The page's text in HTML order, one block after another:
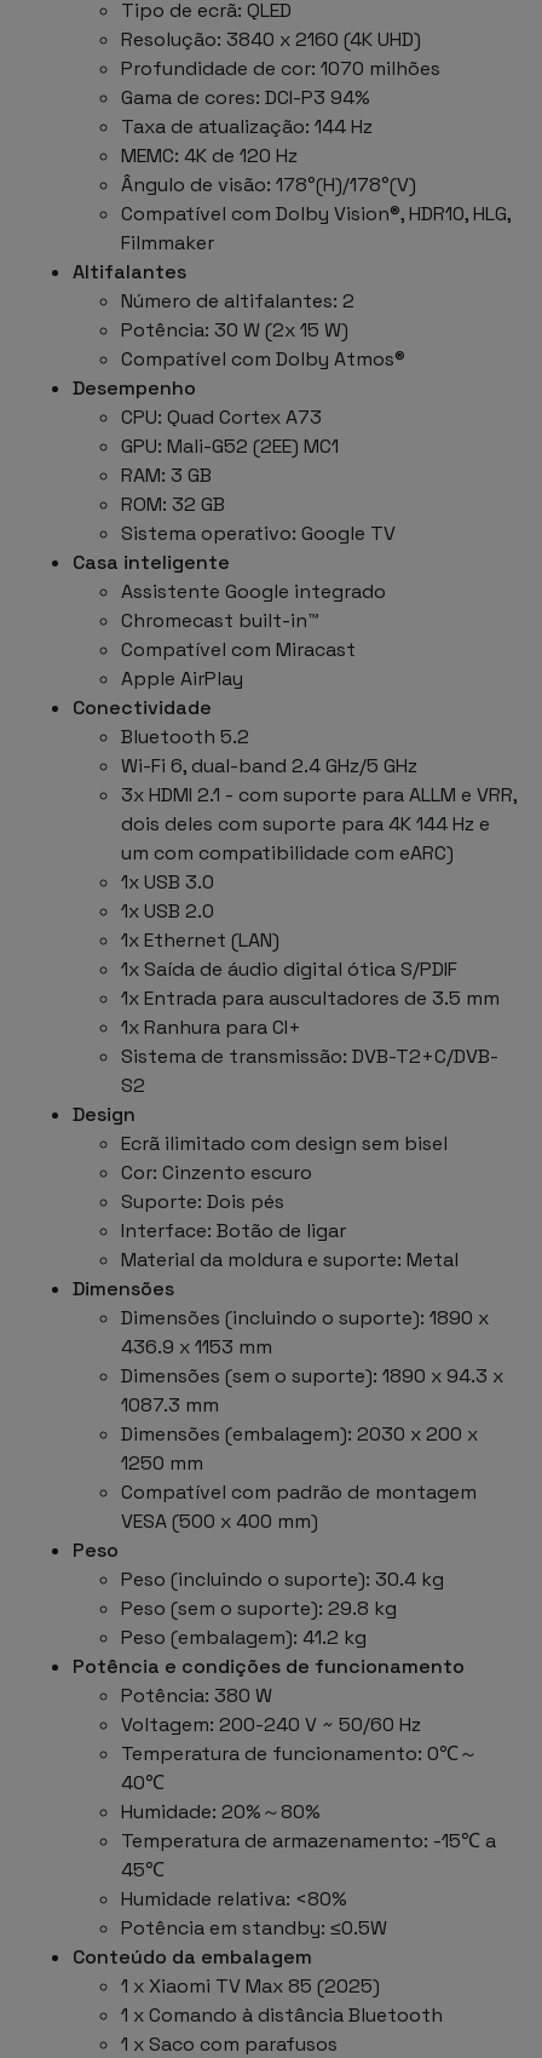
Tipo de ecrã: QLED
Resolução: 3840 x 2160 (4K UHD)
Profundidade de cor: 1070 milhões
Gama de cores: DCI-P3 94%
Taxa de atualização: 144 Hz
MEMC: 4K de 120 Hz
Ângulo de visão: 178°(H)/178°(V)
Compatível com Dolby Vision®, HDR10, HLG,
Filmmaker
Altifalantes
Número de altifalantes: 2
Potência: 30 W (2x 15 W)
Compatível com Dolby Atmos®
Desempenho
CPU: Quad Cortex A73
GPU: Mali-G52 (2EE) MC1
RAM: 3 GB
ROM: 32 GB
Sistema operativo: Google TV
Casa inteligente
Assistente Google integrado
Chromecast built-in™
Compatível com Miracast
Apple AirPlay
Conectividade
Bluetooth 5.2
Wi-Fi 6, dual-band 2.4 GHz/5 GHz
3x HDMI 2.1 - com suporte para ALLM e VRR,
dois deles com suporte para 4K 144 Hz e
um com compatibilidade com eARC)
1x USB 3.0
1x USB 2.0
1x Ethernet (LAN)
1x Saída de áudio digital ótica S/PDIF
1x Entrada para auscultadores de 3.5 mm
1x Ranhura para CI+
Sistema de transmissão: DVB-T2+C/DVB-
S2
Design
Ecrã ilimitado com design sem bisel
Cor: Cinzento escuro
Suporte: Dois pés
Interface: Botão de ligar
Material da moldura e suporte: Metal
Dimensões
Dimensões (incluindo o suporte): 1890 x
436.9 x 1153 mm
Dimensões (sem o suporte): 1890 x 94.3 x
1087.3 mm
Dimensões (embalagem): 2030 x 200 x
1250 mm
Compatível com padrão de montagem
VESA (500 x 400 mm)
Peso
Peso (incluindo o suporte): 30.4 kg
Peso (sem o suporte): 29.8 kg
Peso (embalagem): 41.2 kg
Potência e condições de funcionamento
Potência: 380 W
Voltagem: 200-240 V ~ 50/60 Hz
Temperatura de funcionamento: 0℃～
40℃
Humidade: 20%～80%
Temperatura de armazenamento: -15℃ a
45℃
Humidade relativa: <80%
Potência em standby: ≤0.5W
Conteúdo da embalagem
1 x Xiaomi TV Max 85 (2025)
1 x Comando à distância Bluetooth
1 x Saco com parafusos